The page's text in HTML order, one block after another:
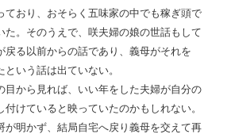
ており、おそらく五味家の中でも稼ぎ頭で
た。そのうえで、咲夫婦の娘の世話もして
戻る以前からの話であり、義母がそれを
という話は出ていない。
目から見れば、いい年をした夫婦が自分の
けていると映っていたのかもしれない。
が明かず、結局自宅へ戻り義母を交えて再